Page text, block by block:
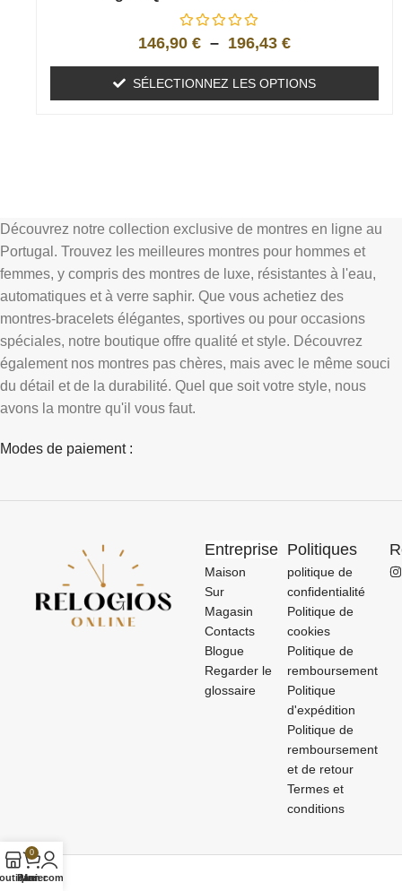
146,90 € – 196,43 €
SÉLECTIONNEZ LES OPTIONS
Découvrez notre collection exclusive de montres en ligne au
Portugal. Trouvez les meilleures montres pour hommes et
femmes, y compris des montres de luxe, résistantes à l'eau,
automatiques et à verre saphir. Que vous achetiez des
montres-bracelets élégantes, sportives ou pour occasions
spéciales, notre boutique offre qualité et style. Découvrez
également nos montres pas chères, mais avec le même souci
du détail et de la durabilité. Quel que soit votre style, nous
avons la montre qu'il vous faut.
Modes de paiement :
Entreprise
Maison
Sur
Magasin
Contacts
Blogue
Regarder le
glossaire
Politiques
politique de
confidentialité
Politique de
cookies
Politique de
remboursement
Politique
d'expédition
Politique de
remboursement
et de retour
Termes et
conditions
0
Panier
Mon compte